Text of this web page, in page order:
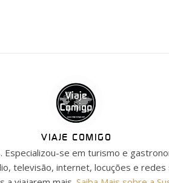
VIAJE COMIGO
Especializou-se em turismo e
televisão, internet, locuções e redes